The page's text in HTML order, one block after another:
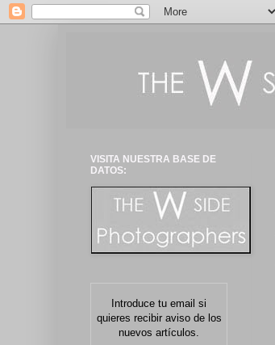
VISITA NUESTRA BASE DE
DATOS:
Introduce tu email si
quieres recibir aviso de los
nuevos artículos.